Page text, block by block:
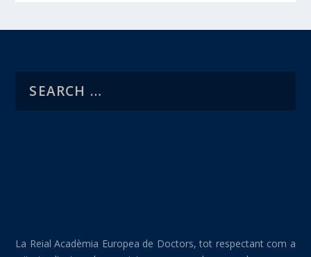
La Reial Acadèmia Europea de Doctors, tot respectant com a